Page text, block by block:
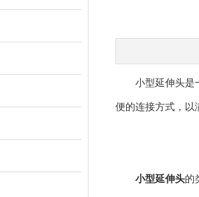
小型延伸头是一
便的连接方式，以
小型延伸头的